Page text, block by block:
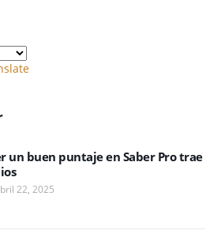
un buen puntaje en Saber Pro trae
22, 2025